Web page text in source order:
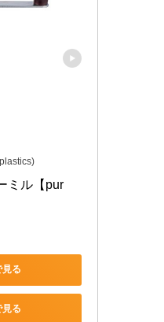
ミル【pur
る
る